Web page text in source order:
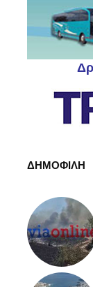
ΔΗΜΟΦΙΛΗ